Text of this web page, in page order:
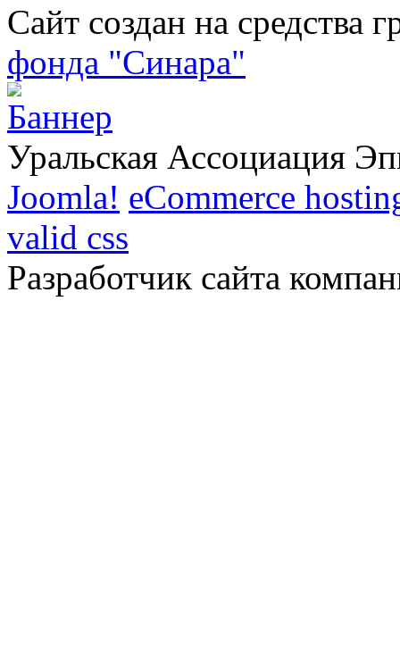
Сайт создан на средства
фонда "Синара"
Уральская Ассоциация
Joomla! eCommerce
valid css
Разработчик сайта